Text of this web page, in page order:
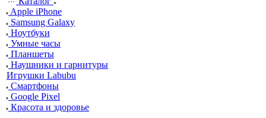
Apple iPhone
Samsung Galaxy
Ноутбуки
Умные часы
Планшеты
Наушники и гарнитуры
Игрушки Labubu
Смартфоны
Google Pixel
Красота и здоровье